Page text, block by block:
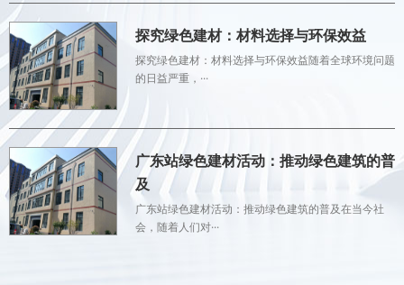
探究绿色建材：材料选择与环保效益
探究绿色建材：材料选择与环保效益随着全球环境问题
的日益严重，···
广东站绿色建材活动：推动绿色建筑的普
及
广东站绿色建材活动：推动绿色建筑的普及在当今社
会，随着人们对···